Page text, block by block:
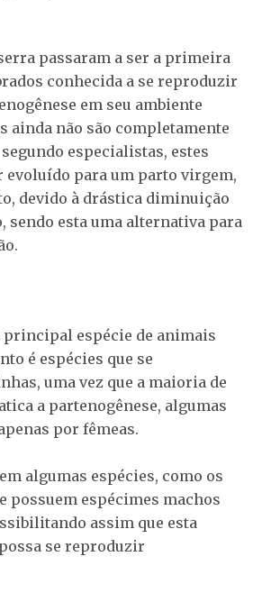
passaram a ser a primeira
conhecida a se reproduzir
em seu ambiente
ainda não são completamente
especialistas, estes
evoluído para um parto virgem,
devido à drástica diminuição
sendo esta uma alternativa para
principal espécie de animais
é espécies que se
uma vez que a maioria de
a partenogênese, algumas
por fêmeas.
algumas espécies, como os
possuem espécimes machos
assim que esta
se reproduzir